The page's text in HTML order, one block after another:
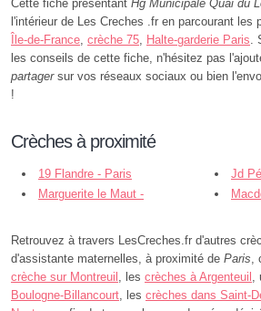
Cette fiche présentant Hg Municipale Quai du
l'intérieur de Les Creches .fr en parcourant les
Île-de-France crèche 75 Halte-garderie Paris
les conseils de cette fiche, n'hésitez pas
partagersur vos réseaux sociaux ou bien
!
Crèches à proximité
19 Flandre - Paris
Jd
Alphonse
Marguerite le Maut -
Retrouvez à travers LesCreches.fr d'autres
d'assistante maternelles, à proximité de Paris
crèche sur Montreuil , les crèches à Argenteuil
Boulogne-Billancourt , les crèches dans Saint-